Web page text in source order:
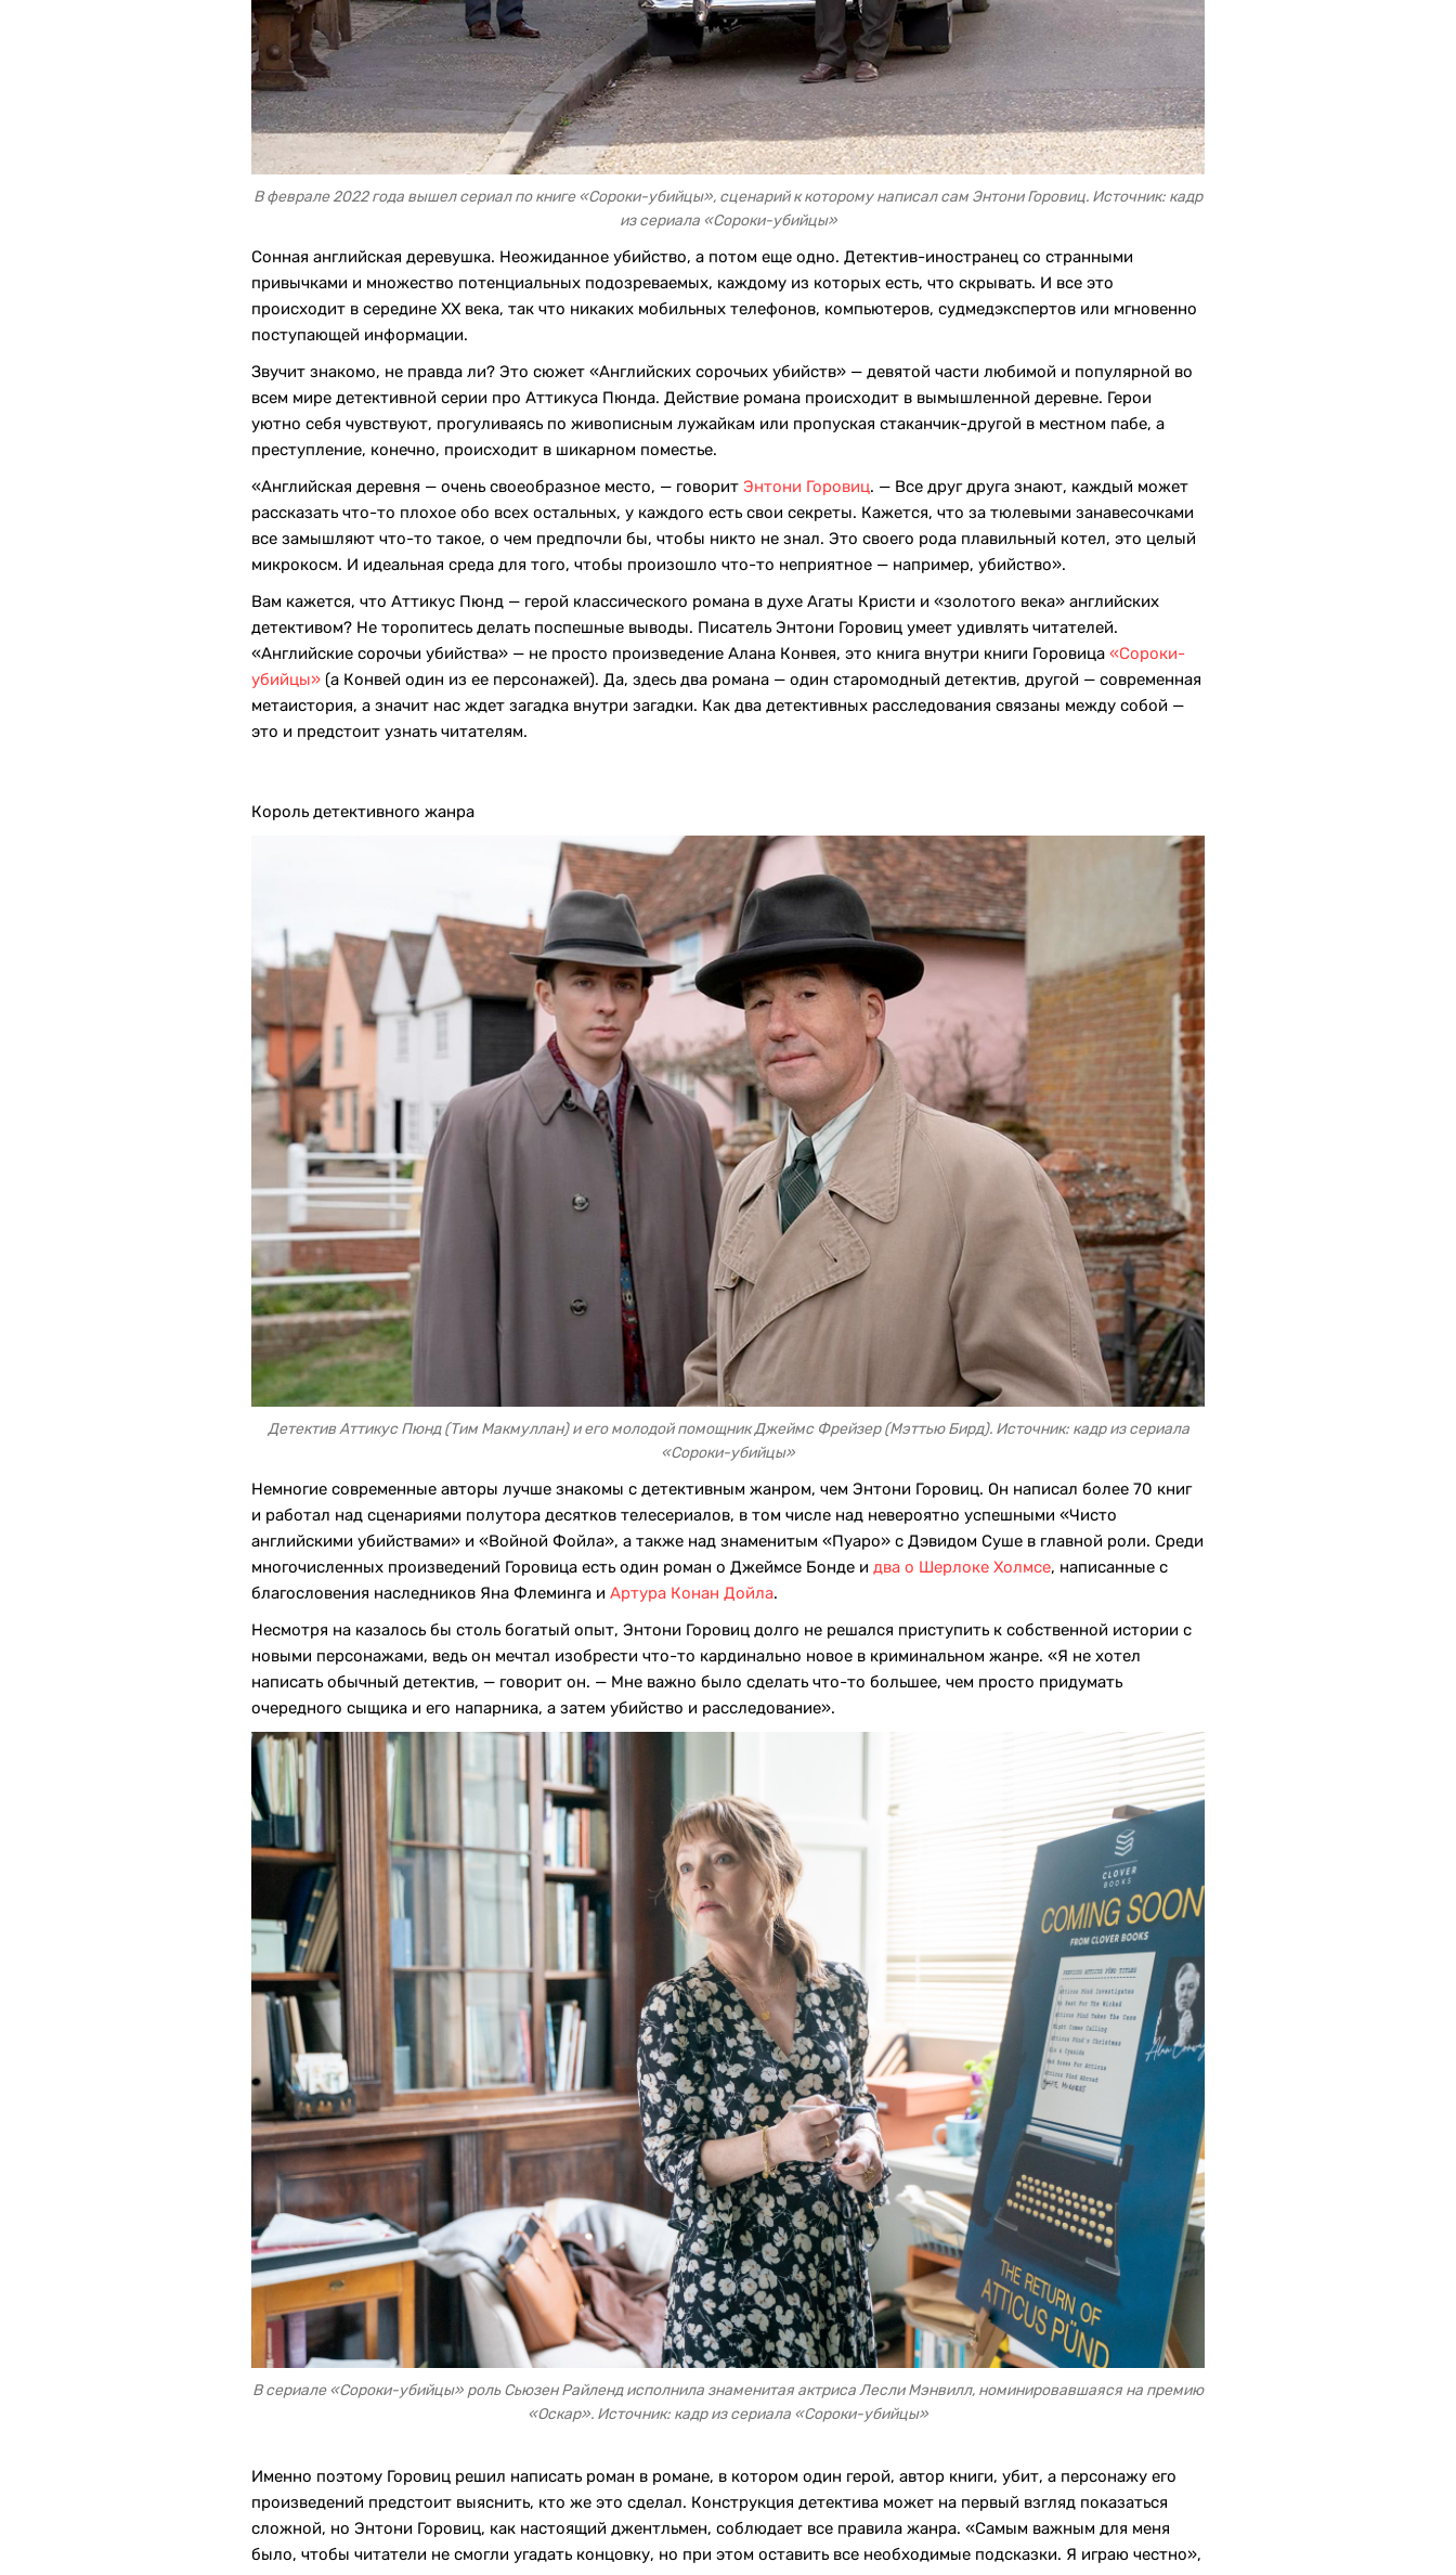
В феврале 2022 года вышел сериал по книге «Сороки-убийцы», сценарий к которому написал сам Энтони Горовиц. Источник: кадр
из сериала «Сороки-убийцы»
Сонная английская деревушка. Неожиданное убийство, а потом еще одно. Детектив-иностранец со странными
привычками и множество потенциальных подозреваемых, каждому из которых есть, что скрывать. И все это
происходит в середине XX века, так что никаких мобильных телефонов, компьютеров, судмедэкспертов или мгновенно
поступающей информации.
Звучит знакомо, не правда ли? Это сюжет «Английских сорочьих убийств» — девятой части любимой и популярной во
всем мире детективной серии про Аттикуса Пюнда. Действие романа происходит в вымышленной деревне. Герои
уютно себя чувствуют, прогуливаясь по живописным лужайкам или пропуская стаканчик-другой в местном пабе, а
преступление, конечно, происходит в шикарном поместье.
«Английская деревня — очень своеобразное место, — говорит Энтони Горовиц. — Все друг друга знают, каждый может
рассказать что-то плохое обо всех остальных, у каждого есть свои секреты. Кажется, что за тюлевыми занавесочками
все замышляют что-то такое, о чем предпочли бы, чтобы никто не знал. Это своего рода плавильный котел, это целый
микрокосм. И идеальная среда для того, чтобы произошло что-то неприятное — например, убийство».
Вам кажется, что Аттикус Пюнд — герой классического романа в духе Агаты Кристи и «золотого века» английских
детективом? Не торопитесь делать поспешные выводы. Писатель Энтони Горовиц умеет удивлять читателей.
«Английские сорочьи убийства» — не просто произведение Алана Конвея, это книга внутри книги Горовица «Сороки-
убийцы» (а Конвей один из ее персонажей). Да, здесь два романа — один старомодный детектив, другой — современная
метаистория, а значит нас ждет загадка внутри загадки. Как два детективных расследования связаны между собой —
это и предстоит узнать читателям.
Король детективного жанра
Детектив Аттикус Пюнд (Тим Макмуллан) и его молодой помощник Джеймс Фрейзер (Мэттью Бирд). Источник: кадр из сериала
«Сороки-убийцы»
Немногие современные авторы лучше знакомы с детективным жанром, чем Энтони Горовиц. Он написал более 70 книг
и работал над сценариями полутора десятков телесериалов, в том числе над невероятно успешными «Чисто
английскими убийствами» и «Войной Фойла», а также над знаменитым «Пуаро» с Дэвидом Суше в главной роли. Среди
многочисленных произведений Горовица есть один роман о Джеймсе Бонде и два о Шерлоке Холмсе, написанные с
благословения наследников Яна Флеминга и Артура Конан Дойла.
Несмотря на казалось бы столь богатый опыт, Энтони Горовиц долго не решался приступить к собственной истории с
новыми персонажами, ведь он мечтал изобрести что-то кардинально новое в криминальном жанре. «Я не хотел
написать обычный детектив, — говорит он. — Мне важно было сделать что-то большее, чем просто придумать
очередного сыщика и его напарника, а затем убийство и расследование».
В сериале «Сороки-убийцы» роль Сьюзен Райленд исполнила знаменитая актриса Лесли Мэнвилл, номинировавшаяся на премию
«Оскар». Источник: кадр из сериала «Сороки-убийцы»
Именно поэтому Горовиц решил написать роман в романе, в котором один герой, автор книги, убит, а персонажу его
произведений предстоит выяснить, кто же это сделал. Конструкция детектива может на первый взгляд показаться
сложной, но Энтони Горовиц, как настоящий джентльмен, соблюдает все правила жанра. «Самым важным для меня
было, чтобы читатели не смогли угадать концовку, но при этом оставить все необходимые подсказки. Я играю честно»,